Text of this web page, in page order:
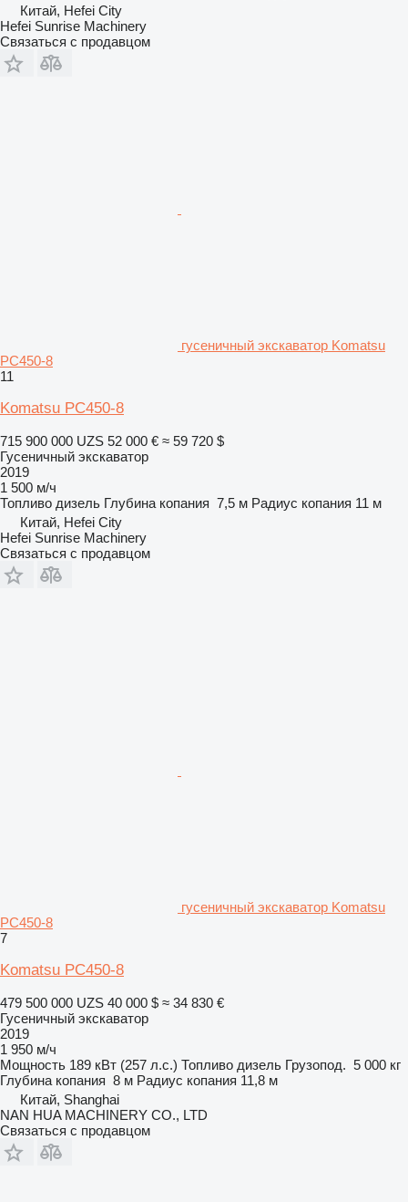
Китай, Hefei City
Hefei Sunrise Machinery
Связаться с продавцом
гусеничный экскаватор Komatsu
PC450-8
11
Komatsu PC450-8
715 900 000 UZS 52 000 € ≈ 59 720 $
Гусеничный экскаватор
2019
1 500 м/ч
Топливо дизель Глубина копания 7,5 м Радиус копания 11 м
Китай, Hefei City
Hefei Sunrise Machinery
Связаться с продавцом
гусеничный экскаватор Komatsu
PC450-8
7
Komatsu PC450-8
479 500 000 UZS 40 000 $ ≈ 34 830 €
Гусеничный экскаватор
2019
1 950 м/ч
Мощность 189 кВт (257 л.с.) Топливо дизель Грузопод. 5 000 кг
Глубина копания 8 м Радиус копания 11,8 м
Китай, Shanghai
NAN HUA MACHINERY CO., LTD
Связаться с продавцом